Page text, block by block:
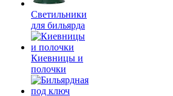
Светильники
для бильярда
Киевницы и
полочки